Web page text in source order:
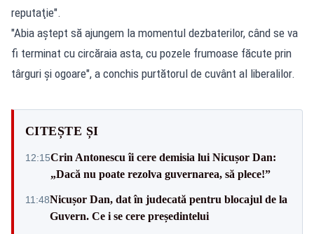
reputaţie".
"Abia aştept să ajungem la momentul dezbaterilor, când se va
fi terminat cu circăraia asta, cu pozele frumoase făcute prin
târguri şi ogoare", a conchis purtătorul de cuvânt al liberalilor.
CITEȘTE ȘI
12:15Crin Antonescu îi cere demisia lui Nicușor Dan:
„Dacă nu poate rezolva guvernarea, să plece!”
11:48Nicușor Dan, dat în judecată pentru blocajul de la
Guvern. Ce i se cere președintelui